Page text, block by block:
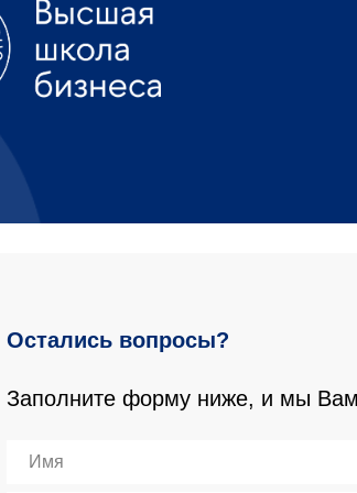
Заполните форму ниже, и мы
Остались вопросы?